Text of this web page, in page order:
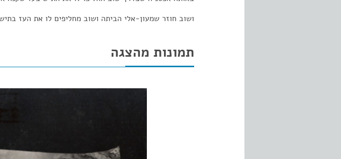
ושוב חוזר שמעון-אלי הביתה ושוב מחליפים לו את העז
תמונות מהצגה